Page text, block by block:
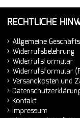
RECHTLICHE
Allgemeine
Widerrufsbelehrung
Widerrufsformular
Widerrufsformular
Versandkosten und
Kontakt
Impressum